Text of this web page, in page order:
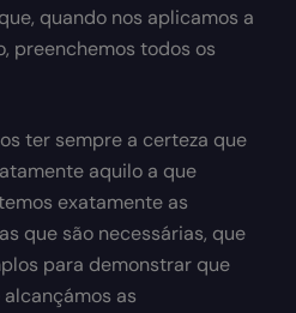
quando nos aplicamos a
preenchemos todos os
ter sempre a certeza que
aquilo a que
exatamente as
que são necessárias, que
para demonstrar que
as